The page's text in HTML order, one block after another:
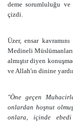
deme sorumluluğu ve
çizdi.
Üzer, ensar
Medineli
almıştır diyen
ve Allah'ın dinine
"Öne geçen
onlardan hoşnut
onlara, içinde ebedi